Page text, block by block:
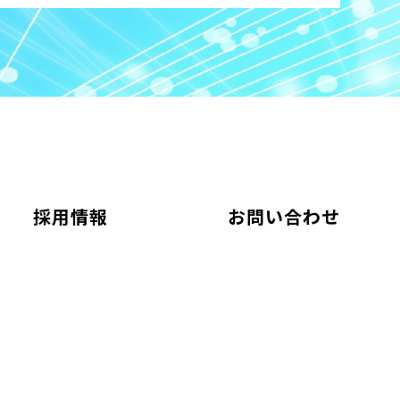
採用情報 お問い合わせ